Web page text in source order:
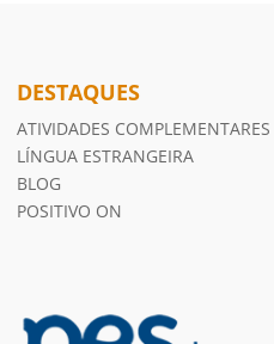
DESTAQUES
ATIVIDADES COMPLEMENTARES
LÍNGUA ESTRANGEIRA
BLOG
POSITIVO ON